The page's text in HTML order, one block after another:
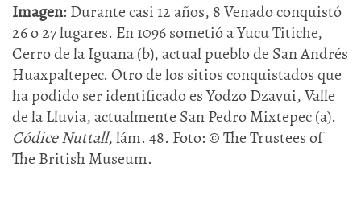
Imagen: Durante casi 12 años, 8 Venado conquistó
26 o 27 lugares. En 1096 sometió a Yucu Titiche,
Cerro de la Iguana (b), actual pueblo de San Andrés
Huaxpaltepec. Otro de los sitios conquistados que
ha podido ser identificado es Yodzo Dzavui, Valle
de la Lluvia, actualmente San Pedro Mixtepec (a).
Códice Nuttall, lám. 48. Foto: © The Trustees of
The British Museum.